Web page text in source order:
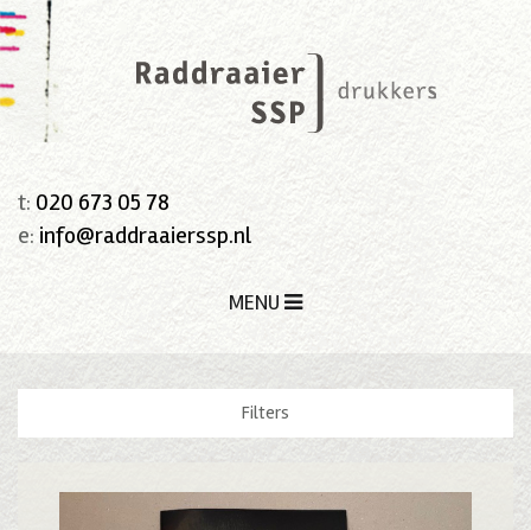
t: 020 673 05 78
e: info@raddraaierssp.nl
MENU
Filters